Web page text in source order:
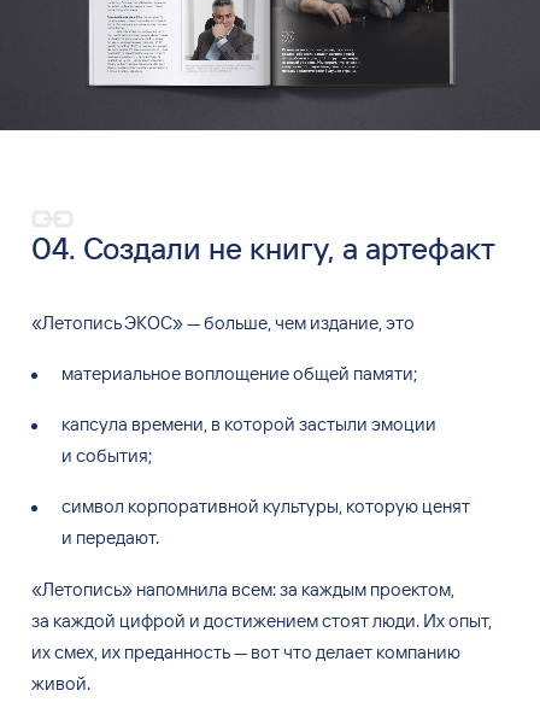
04. Создали не книгу, а артефакт
«Летопись ЭКОС»—больше, чем издание, это
материальное воплощение общей памяти;
капсула времени, в которой застыли эмоции
и события;
символ корпоративной культуры, которую ценят
и передают.
«Летопись»напомнила всем: за каждым проектом,
за каждой цифрой и достижением стоят люди. Ихопыт,
ихсмех, их преданность—вот что делает компанию
живой.